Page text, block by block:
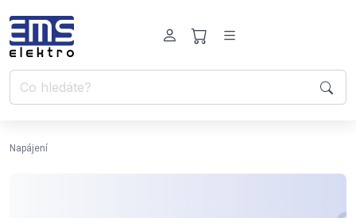
Napájení